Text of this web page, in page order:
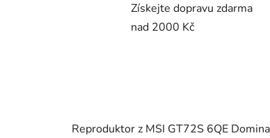
Získejte dopravu zdarma
nad 2000 Kč
Reproduktor z MSI GT72S 6QE